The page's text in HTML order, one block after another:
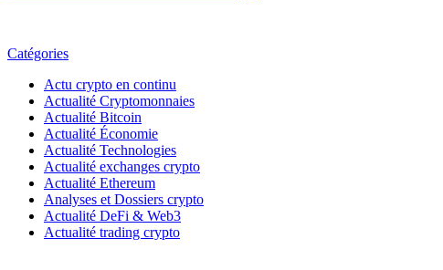
Catégories
Actu crypto en continu
Actualité Cryptomonnaies
Actualité Bitcoin
Actualité Économie
Actualité Technologies
Actualité exchanges crypto
Actualité Ethereum
Analyses et Dossiers crypto
Actualité DeFi & Web3
Actualité trading crypto